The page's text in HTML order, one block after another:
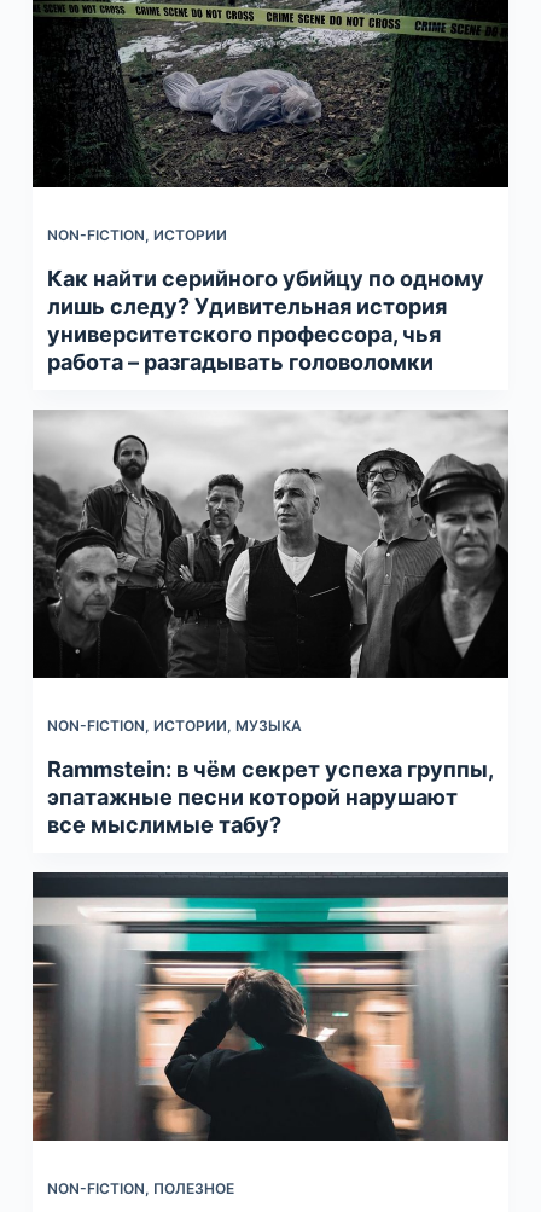
NON-FICTION, ИСТОРИИ
Как найти серийного убийцу по одному
лишь следу? Удивительная история
университетского профессора, чья
работа – разгадывать головоломки
NON-FICTION, ИСТОРИИ, МУЗЫКА
Rammstein: в чём секрет успеха группы,
эпатажные песни которой нарушают
все мыслимые табу?
NON-FICTION, ПОЛЕЗНОЕ